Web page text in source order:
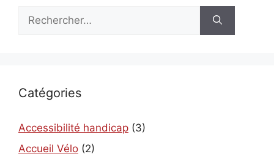
Rechercher :
Catégories
Accessibilité handicap (3)
Accueil Vélo (2)